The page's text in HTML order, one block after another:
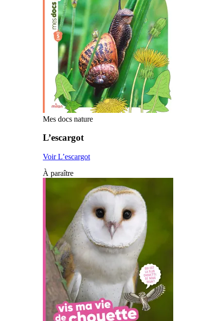
Mes docs nature
L’escargot
Voir L’escargot
À paraître